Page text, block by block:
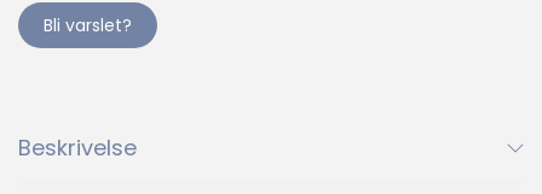
Bli varslet?
Beskrivelse